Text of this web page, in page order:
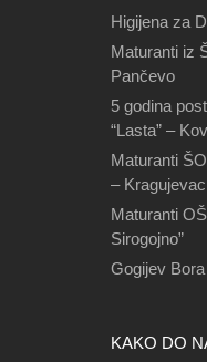
Higijena za
Maturanti iz
Pančevo
5 godina
“Lasta” –
Maturanti
– Kragujevac
Maturanti
Sirogojno”
Gogijev
KAKO DO